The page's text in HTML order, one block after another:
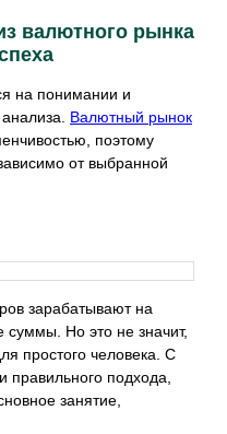
валютного рынка
на понимании и
Валютный рынок
поэтому
от выбранной
зарабатывают на
суммы. Но это не значит,
простого человека. С
подхода,
занятие,